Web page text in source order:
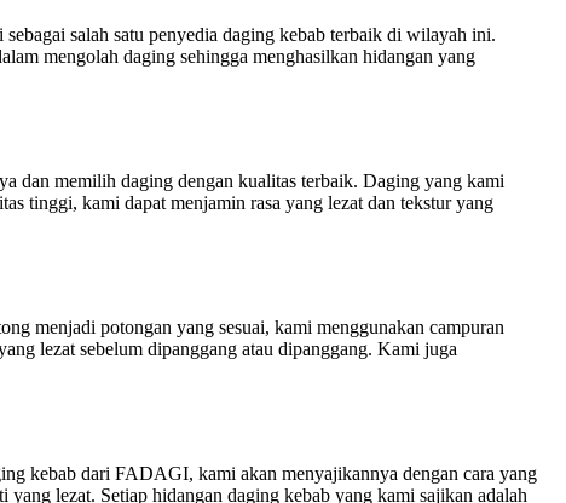
salah satu penyedia daging kebab terbaik di wilayah ini.
mengolah daging sehingga menghasilkan hidangan yang
dan memilih daging dengan kualitas terbaik. Daging yang kami
tinggi, kami dapat menjamin rasa yang lezat dan tekstur yang
menjadi potongan yang sesuai, kami menggunakan campuran
lezat sebelum dipanggang atau dipanggang. Kami juga
kebab dari FADAGI, kami akan menyajikannya dengan cara yang
lezat. Setiap hidangan daging kebab yang kami sajikan adalah